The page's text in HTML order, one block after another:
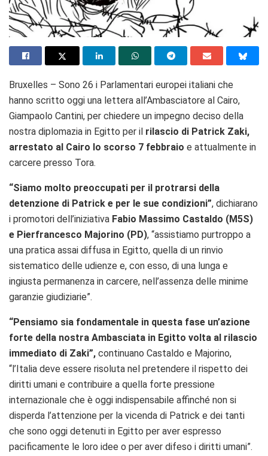
Bruxelles – Sono 26 i Parlamentari europei italiani che
hanno scritto oggi una lettera all’Ambasciatore al Cairo,
Giampaolo Cantini, per chiedere un impegno deciso della
nostra diplomazia in Egitto per il rilascio di Patrick Zaki,
arrestato al Cairo lo scorso 7 febbraio e attualmente in
carcere presso Tora.
“Siamo molto preoccupati per il protrarsi della
detenzione di Patrick e per le sue condizioni”, dichiarano
i promotori dell’iniziativa Fabio Massimo Castaldo (M5S)
e Pierfrancesco Majorino (PD), “assistiamo purtroppo a
una pratica assai diffusa in Egitto, quella di un rinvio
sistematico delle udienze e, con esso, di una lunga e
ingiusta permanenza in carcere, nell’assenza delle minime
garanzie giudiziarie”.
“Pensiamo sia fondamentale in questa fase un’azione
forte della nostra Ambasciata in Egitto volta al rilascio
immediato di Zaki”, continuano Castaldo e Majorino,
“l’Italia deve essere risoluta nel pretendere il rispetto dei
diritti umani e contribuire a quella forte pressione
internazionale che è oggi indispensabile affinché non si
disperda l’attenzione per la vicenda di Patrick e dei tanti
che sono oggi detenuti in Egitto per aver espresso
pacificamente le loro idee o per aver difeso i diritti umani”.